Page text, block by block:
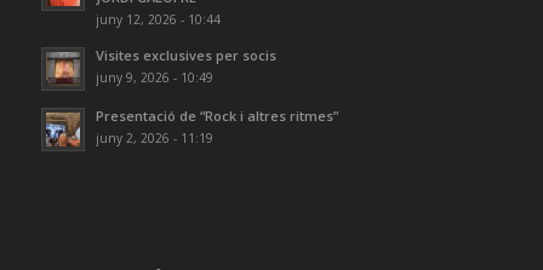
juny 12, 2026 - 10:44
Visites exclusives per socis
juny 9, 2026 - 10:49
Presentació de “Rock i altres ritmes”
juny 2, 2026 - 11:19